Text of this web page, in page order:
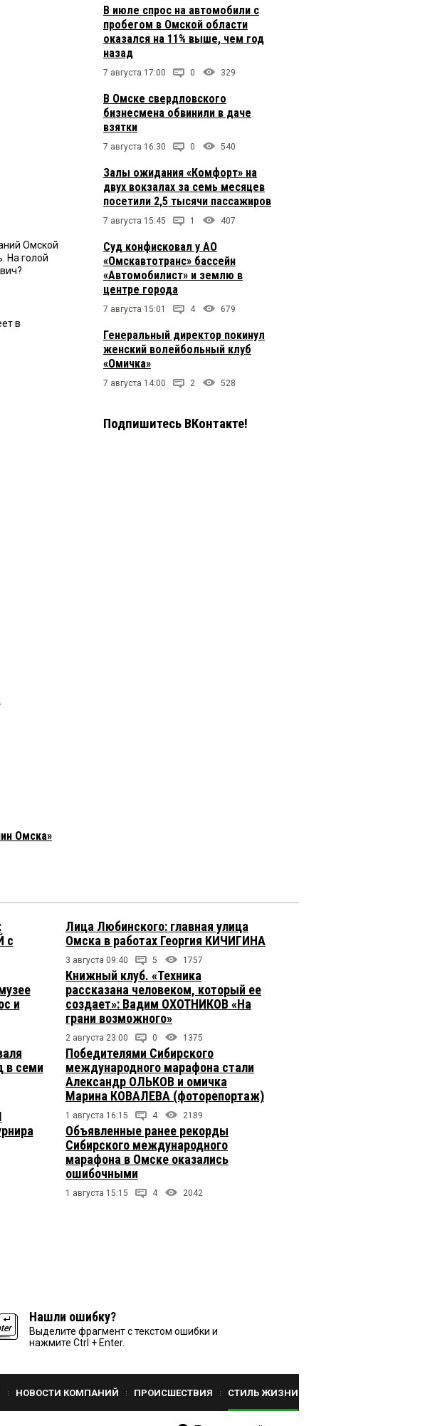
Омской
На голой
в
Омска»
В июле спрос на автомобили с
пробегом в Омской области
оказался на 11% выше, чем год
назад
7 августа 17:00 0 329
В Омске свердловского
бизнесмена обвинили в даче
взятки
7 августа 16:30 0 540
Залы ожидания «Комфорт» на
двух вокзалах за семь месяцев
посетили 2,5 тысячи пассажиров
7 августа 15:45 1 407
Суд конфисковал у АО
«Омскавтотранс» бассейн
«Автомобилист» и землю в
центре города
7 августа 15:01 4 679
Генеральный директор покинул
женский волейбольный клуб
«Омичка»
7 августа 14:00 2 528
Подпишитесь ВКонтакте!
с
и
в семи
Лица Любинского: главная улица
Омска в работах Георгия КИЧИГИНА
3 августа 09:40 5 1757
Книжный клуб. «Техника
рассказана человеком, который ее
создает»: Вадим ОХОТНИКОВ «На
грани возможного»
2 августа 23:00 0 1375
Победителями Сибирского
международного марафона стали
Александр ОЛЬКОВ и омичка
Марина КОВАЛЕВА (фоторепортаж)
1 августа 16:15 4 2189
Объявленные ранее рекорды
Сибирского международного
марафона в Омске оказались
ошибочными
1 августа 15:15 4 2042
Нашли ошибку?
Выделите фрагмент с текстом ошибки и
нажмите Ctrl + Enter.
НОВОСТИ КОМПАНИЙ ПРОИСШЕСТВИЯ СТИЛЬ ЖИЗНИ